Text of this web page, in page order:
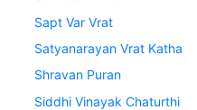
Sapt Var Vrat
Satyanarayan Vrat Katha
Shravan Puran
Siddhi Vinayak Chaturthi